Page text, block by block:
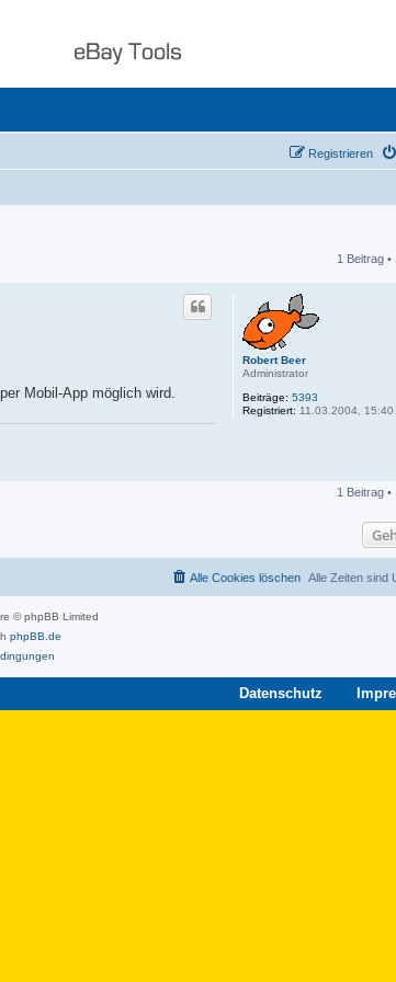
Registrieren
1 Beitrag •
Robert Beer
Administrator
Beiträge: 5393
Registriert: 11.03.2004, 15:40
Mobil-App möglich wird.
1 Beitrag •
Alle Zeiten sind
Alle Cookies löschen
© phpBB Limited
phpBB.de
Datenschutz